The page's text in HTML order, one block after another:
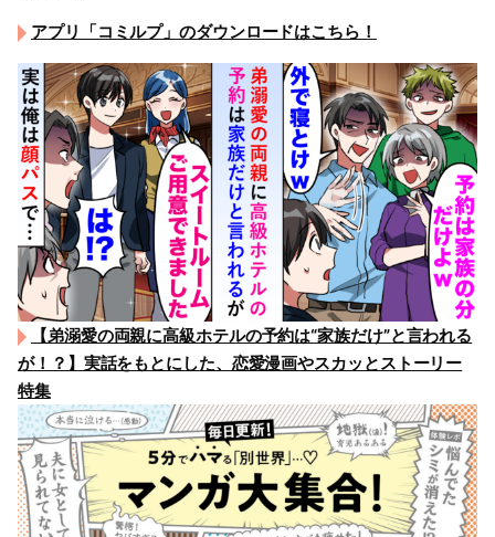
アプリ「コミルプ」のダウンロードはこちら！
【弟溺愛の両親に高級ホテルの予約は“家族だけ”と言われる
が！？】実話をもとにした、恋愛漫画やスカッとストーリー
特集